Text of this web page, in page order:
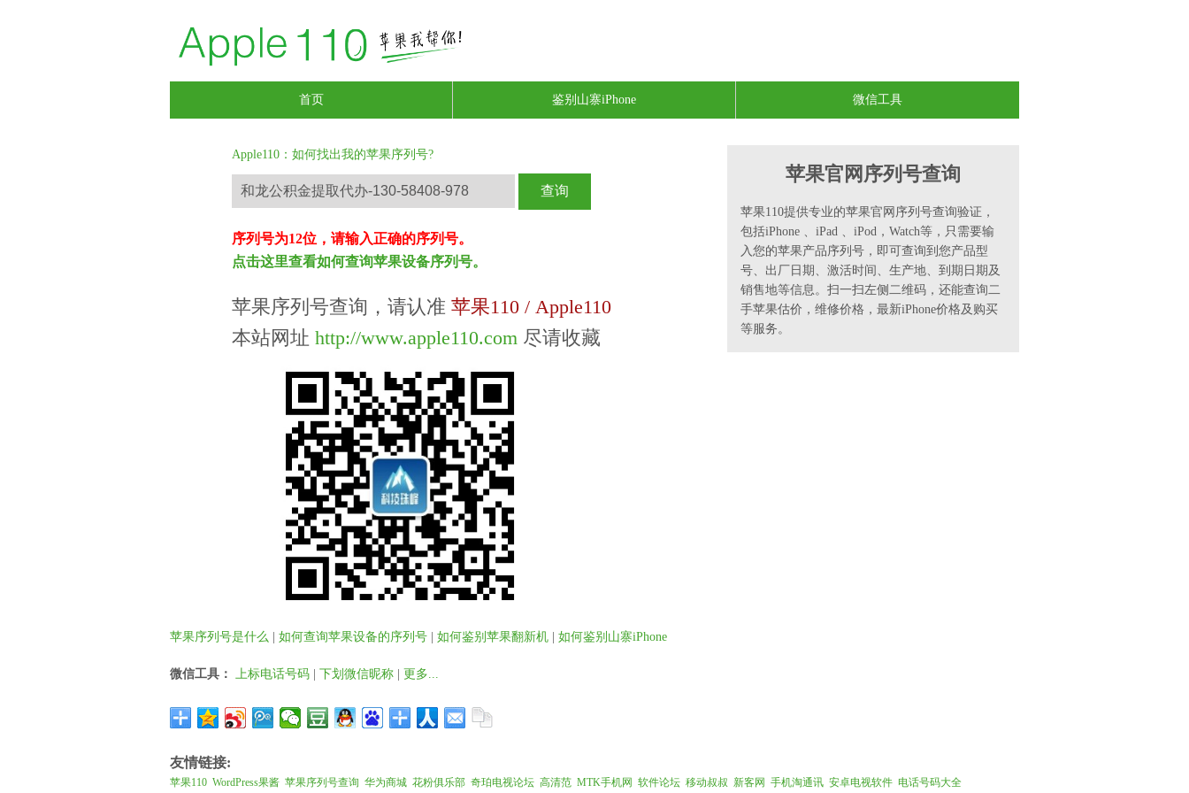
首页 鉴别山寨iPhone 微信工具
Apple110：如何找出我的苹果序列号?
序列号为12位，请输入正确的序列号。
点击这里查看如何查询苹果设备序列号。
苹果序列号查询，请认准 苹果110 / Apple110
本站网址 http://www.apple110.com 尽请收藏
苹果序列号是什么 如何查询苹果设备的序列号 如何鉴别苹果翻新机 如何鉴别山寨iPhone
微信工具： 上标电话号码 下划微信昵称 更多...
苹果官网序列号查询
苹果110提供专业的苹果官网序列号查询验证，
包括iPhone 、iPad 、iPod，Watch等，只需要输
入您的苹果产品序列号，即可查询到您产品型
号、出厂日期、激活时间、生产地、到期日期及
销售地等信息。扫一扫左侧二维码，还能查询二
手苹果估价，维修价格，最新iPhone价格及购买
等服务。
友情链接:
苹果110 WordPress果酱 苹果序列号查询 华为商城 花粉俱乐部 奇珀电视论坛 高清范 MTK手机网 软件论坛 移动叔叔 新客网 手机淘通讯 安卓电视软件 电话号码大全